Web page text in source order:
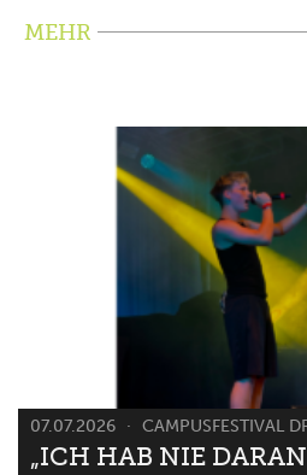
MEHR
07.07.2026 CAMPUSFESTIVAL
„ICH HAB NIE